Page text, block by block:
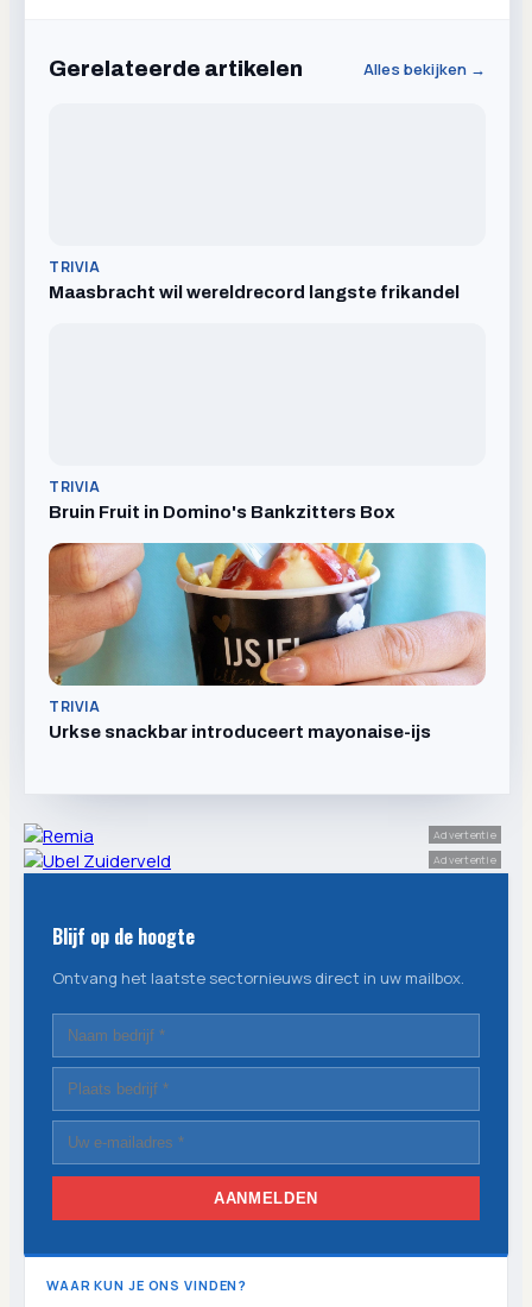
Gerelateerde artikelen Alles bekijken →
TRIVIA
Maasbracht wil wereldrecord langste frikandel
TRIVIA
Bruin Fruit in Domino's Bankzitters Box
TRIVIA
Urkse snackbar introduceert mayonaise-ijs
Advertentie
Advertentie
Blijf op de hoogte
Ontvang het laatste sectornieuws direct in uw mailbox.
AANMELDEN
WAAR KUN JE ONS VINDEN?